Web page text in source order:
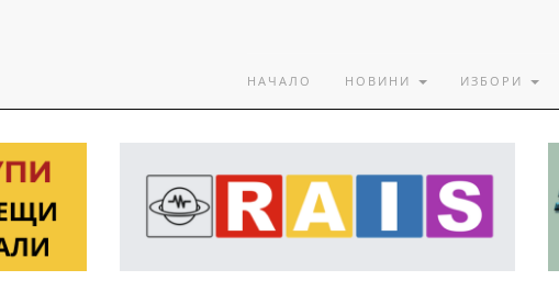
НАЧАЛО НОВИНИ ИЗБОРИ